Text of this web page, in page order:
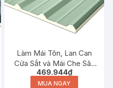
Làm Mái Tôn, Lan Can
Cửa Sắt và Mái Che Sân
Thượng Tại Thanh Oai
469.944₫
MUA NGAY